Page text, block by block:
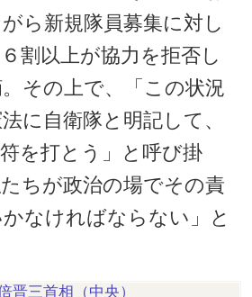
ら新規隊員募集に対し
割以上が協力を拒否し
その上で、「この状況
に自衛隊と明記して、
を打とう」と呼び掛
ちが政治の場でその責
なければならない」と